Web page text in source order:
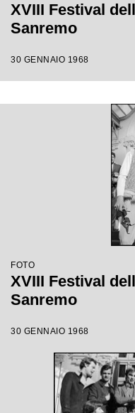
XVIII Festival
Sanremo
30 GENNAIO 1968
FOTO
XVIII Festival
Sanremo
30 GENNAIO 1968